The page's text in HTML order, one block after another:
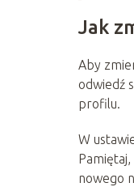
Jak
Aby
odwiedź
profilu.
W
nowego